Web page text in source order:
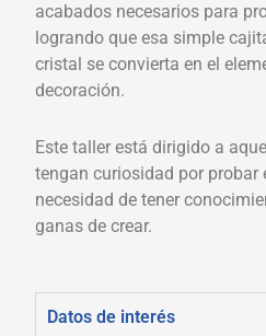
acabados necesarios para
logrando que esa simple
cristal se convierta en el
decoración.
Este taller está dirigido a
tengan curiosidad por probar
necesidad de tener
ganas de crear.
Datos de interés